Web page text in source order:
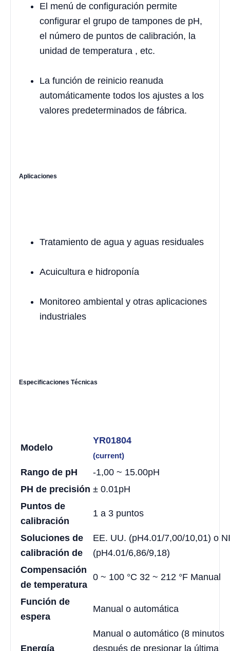
El menú de configuración permite
configurar el grupo de tampones de pH,
el número de puntos de calibración, la
unidad de temperatura , etc.
La función de reinicio reanuda
automáticamente todos los ajustes a los
valores predeterminados de fábrica.
Aplicaciones
Tratamiento de agua y aguas residuales
Acuicultura e hidroponía
Monitoreo ambiental y otras aplicaciones
industriales
Especificaciones Técnicas
Modelo
YR01804
(current)
Rango de pH
-1,00 ~ 15.00pH
PH de precisión ± 0.01pH
Puntos de
calibración
1 a 3 puntos
Soluciones de
calibración de
EE. UU. (pH4.01/7,00/10,01) o
(pH4.01/6,86/9,18)
Compensación
de temperatura
0 ~ 100 °C 32 ~ 212 °F Manual
Función de
espera
Manual o automática
Energía
Manual o automático (8 minutos
después de presionar la última